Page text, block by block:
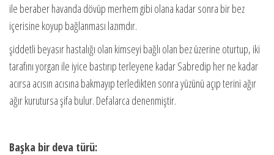
ile beraber havanda dövüp merhem gibi olana kadar sonra bir bez
içerisine koyup bağlanması lazımdır.
şiddetli beyasır hastalığı olan kimseyi bağlı olan bez üzerine oturtup, iki
tarafını yorgan ile iyice bastırıp terleyene kadar Sabredip her ne kadar
acırsa acısın acısına bakmayıp terledikten sonra yüzünü açıp terini ağır
ağır kurutursa şifa bulur. Defalarca denenmiştir.
Başka bir deva türü: